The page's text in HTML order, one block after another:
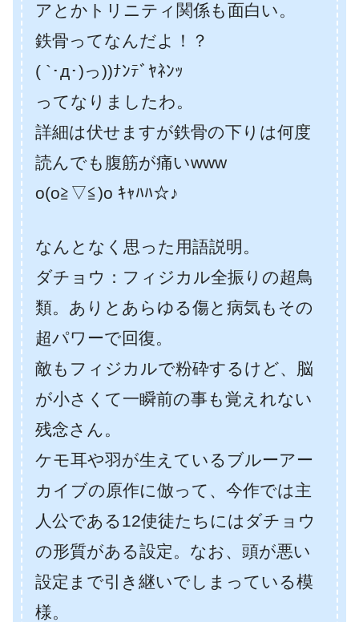
アとかトリニティ関係も面白い。
鉄骨ってなんだよ！？
( `･д･)っ))ﾅﾝﾃﾞﾔﾈﾝｯ
ってなりましたわ。
詳細は伏せますが鉄骨の下りは何度
読んでも腹筋が痛いwww
o(o≧▽≦)o ｷｬﾊﾊ☆♪
なんとなく思った用語説明。
ダチョウ：フィジカル全振りの超鳥
類。ありとあらゆる傷と病気もその
超パワーで回復。
敵もフィジカルで粉砕するけど、脳
が小さくて一瞬前の事も覚えれない
残念さん。
ケモ耳や羽が生えているブルーアー
カイブの原作に倣って、今作では主
人公である12使徒たちにはダチョウ
の形質がある設定。なお、頭が悪い
設定まで引き継いでしまっている模
様。